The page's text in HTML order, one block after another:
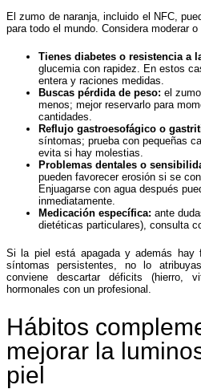
El zumo de naranja, incluido el NFC,
para todo el mundo. Considera moderar
Tienes diabetes o resistencia a
glucemia con rapidez. En estos
entera y raciones medidas.
Buscas pérdida de peso: el
menos; mejor reservarlo para
cantidades.
Reflujo gastroesofágico o
síntomas; prueba con pequeñas
evita si hay molestias.
Problemas dentales o
pueden favorecer erosión si se
Enjuagarse con agua después
inmediatamente.
Medicación específica: ante
dietéticas particulares), consulta
Si la piel está apagada y además hay
síntomas persistentes, no lo
conviene descartar déficits (hierro,
hormonales con un profesional.
Hábitos
mejorar la
piel